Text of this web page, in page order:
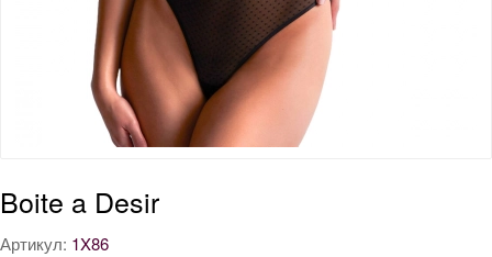
Boite a Desir
Артикул: 1X86